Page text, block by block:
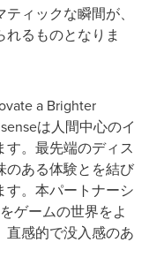
ィックな瞬間が、
るものとなりま
a Brighter
は人間中心のイ
す。最先端のディス
のある体験とを結び
す。本パートナーシ
ゲームの世界をよ
直感的で没入感のあ